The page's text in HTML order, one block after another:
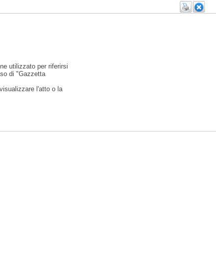
utilizzato per riferirsi
di "Gazzetta
l'atto o la